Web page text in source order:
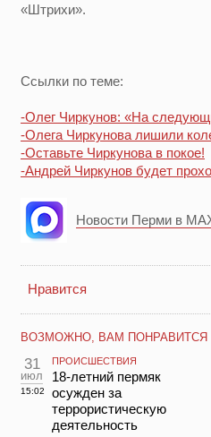
«Штрихи».
Ссылки по теме:
-Олег Чиркунов: «На
-Олега Чиркунова лишили
-Оставьте Чиркунова в покое!
-Андрей Чиркунов будет
Новости Перми в
Нравится
ВОЗМОЖНО, ВАМ ПОНРАВИТСЯ
31
июл
15:02
ПРОИСШЕСТВИЯ
18-летний пермяк
осужден за
террористическую
деятельность